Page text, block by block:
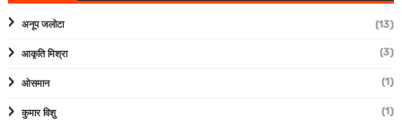
अनूप जलोटा (13)
आकृति मिश्रा (3)
ओसमान (1)
कुमार विशु (1)